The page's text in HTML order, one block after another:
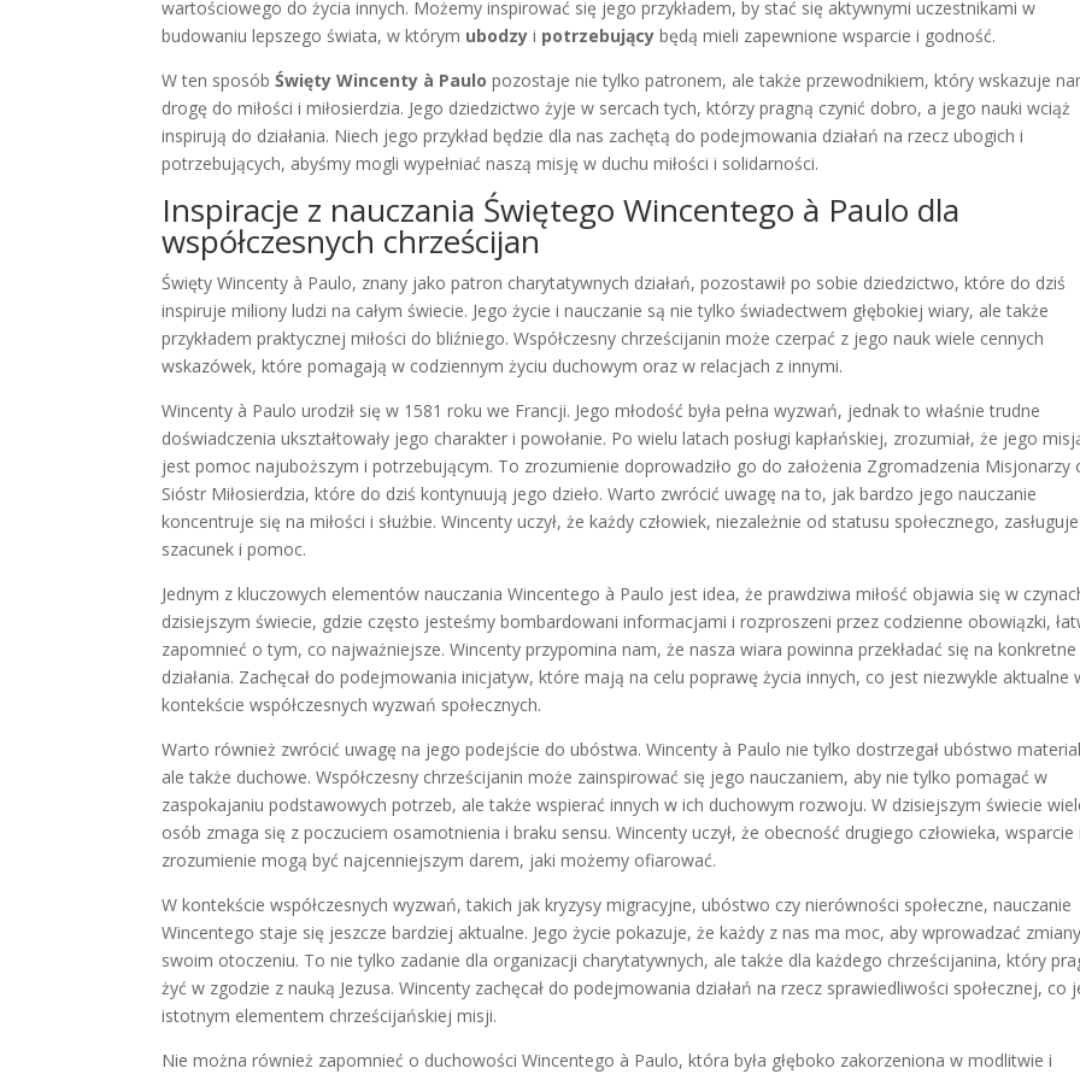
wartościowego do życia innych. Możemy inspirować się jego przykładem, by stać się aktywnymi uczestnikami w
budowaniu lepszego świata, w którym ubodzy i potrzebujący będą mieli zapewnione wsparcie i godność.
W ten sposóbŚwięty Wincenty à Paulo pozostaje nie tylko patronem, ale także przewodnikiem, który wskazuje
drogę do miłości i miłosierdzia. Jego dziedzictwo żyje w sercach tych, którzy pragną czynić dobro, a jego nauki wciąż
inspirują do działania. Niech jego przykład będzie dla nas zachętą do podejmowania działań na rzecz ubogich i
potrzebujących, abyśmy mogli wypełniać naszą misję w duchu miłości i solidarności.
Inspiracje z nauczania Świętego Wincentego à Paulo dla
współczesnych chrześcijan
Święty Wincenty à Paulo, znany jako patron charytatywnych działań, pozostawił po sobie dziedzictwo, które do dziś
inspiruje miliony ludzi na całym świecie. Jego życie i nauczanie są nie tylko świadectwem głębokiej wiary, ale także
przykładem praktycznej miłości do bliźniego. Współczesny chrześcijanin może czerpać z jego nauk wiele cennych
wskazówek, które pomagają w codziennym życiu duchowym oraz w relacjach z innymi.
Wincenty à Paulo urodził się w 1581 roku we Francji. Jego młodość była pełna wyzwań, jednak to właśnie trudne
doświadczenia ukształtowały jego charakter i powołanie. Po wielu latach posługi kapłańskiej, zrozumiał, że jego
jest pomoc najuboższym i potrzebującym. To zrozumienie doprowadziło go do założenia Zgromadzenia Misjonarzy
Sióstr Miłosierdzia, które do dziś kontynuują jego dzieło. Warto zwrócić uwagę na to, jak bardzo jego nauczanie
koncentruje się na miłości i służbie. Wincenty uczył, że każdy człowiek, niezależnie od statusu społecznego,
szacunek i pomoc.
Jednym z kluczowych elementów nauczania Wincentego à Paulo jest idea, że prawdziwa miłość objawia się w
dzisiejszym świecie, gdzie często jesteśmy bombardowani informacjami i rozproszeni przez codzienne obowiązki,
zapomnieć o tym, co najważniejsze. Wincenty przypomina nam, że nasza wiara powinna przekładać się na konkretne
działania. Zachęcał do podejmowania inicjatyw, które mają na celu poprawę życia innych, co jest niezwykle aktualne
kontekście współczesnych wyzwań społecznych.
Warto również zwrócić uwagę na jego podejście do ubóstwa. Wincenty à Paulo nie tylko dostrzegał ubóstwo
ale także duchowe. Współczesny chrześcijanin może zainspirować się jego nauczaniem, aby nie tylko pomagać w
zaspokajaniu podstawowych potrzeb, ale także wspierać innych w ich duchowym rozwoju. W dzisiejszym świecie
osób zmaga się z poczuciem osamotnienia i braku sensu. Wincenty uczył, że obecność drugiego człowieka, wsparcie i
zrozumienie mogą być najcenniejszym darem, jaki możemy ofiarować.
W kontekście współczesnych wyzwań, takich jak kryzysy migracyjne, ubóstwo czy nierówności społeczne, nauczanie
Wincentego staje się jeszcze bardziej aktualne. Jego życie pokazuje, że każdy z nas ma moc, aby wprowadzać
swoim otoczeniu. To nie tylko zadanie dla organizacji charytatywnych, ale także dla każdego chrześcijanina, który
żyć w zgodzie z nauką Jezusa. Wincenty zachęcał do podejmowania działań na rzecz sprawiedliwości społecznej, co
istotnym elementem chrześcijańskiej misji.
Nie można również zapomnieć o duchowości Wincentego à Paulo, która była głęboko zakorzeniona w modlitwie i